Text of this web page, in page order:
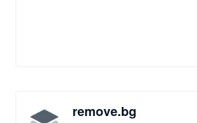
remove.bg